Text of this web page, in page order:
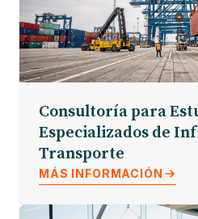
Consultoría para
Especializados de
Transporte
MÁS INFORMACIÓN